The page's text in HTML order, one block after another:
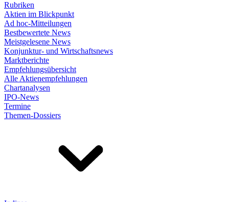
Rubriken
Aktien im Blickpunkt
Ad hoc-Mitteilungen
Bestbewertete News
Meistgelesene News
Konjunktur- und Wirtschaftsnews
Marktberichte
Empfehlungsübersicht
Alle Aktienempfehlungen
Chartanalysen
IPO-News
Termine
Themen-Dossiers